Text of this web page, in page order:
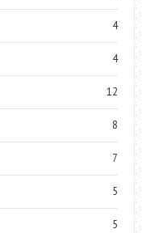
4
4
12
8
7
5
5